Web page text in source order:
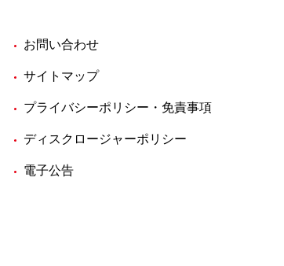
お問い合わせ
サイトマップ
プライバシーポリシー・免責事項
ディスクロージャーポリシー
電子公告